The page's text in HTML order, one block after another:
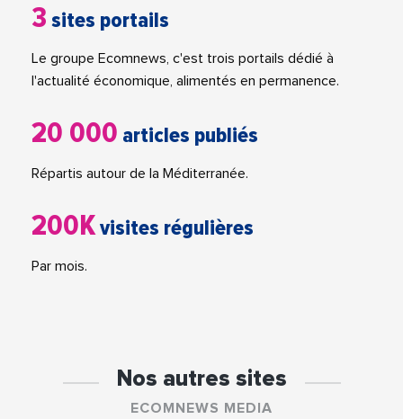
3 sites portails
Le groupe Ecomnews, c'est trois portails dédié à
l'actualité économique, alimentés en permanence.
20 000 articles publiés
Répartis autour de la Méditerranée.
200Kvisites régulières
Par mois.
Nos autres sites
ECOMNEWS MEDIA